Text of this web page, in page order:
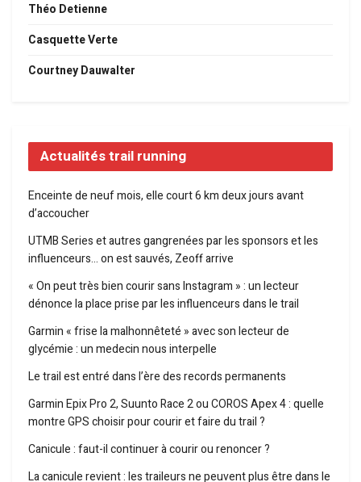
Théo Detienne
Casquette Verte
Courtney Dauwalter
Actualités trail running
Enceinte de neuf mois, elle court 6 km deux jours avant
d’accoucher
UTMB Series et autres gangrenées par les sponsors et les
influenceurs… on est sauvés, Zeoff arrive
« On peut très bien courir sans Instagram » : un lecteur
dénonce la place prise par les influenceurs dans le trail
Garmin « frise la malhonnêteté » avec son lecteur de
glycémie : un medecin nous interpelle
Le trail est entré dans l’ère des records permanents
Garmin Epix Pro 2, Suunto Race 2 ou COROS Apex 4 : quelle
montre GPS choisir pour courir et faire du trail ?
Canicule : faut-il continuer à courir ou renoncer ?
La canicule revient : les traileurs ne peuvent plus être dans le